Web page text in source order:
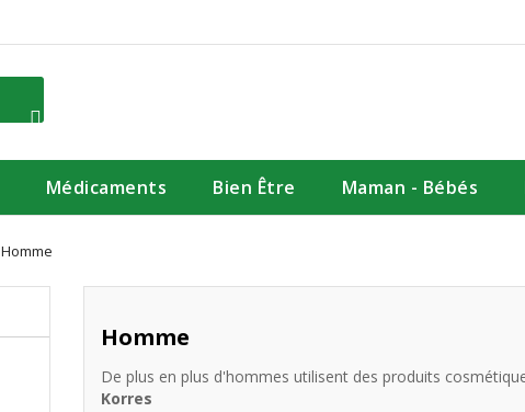
Médicaments Bien Être Maman - Bébés
Homme
Homme
De plus en plus d'hommes utilisent des produits
Korres